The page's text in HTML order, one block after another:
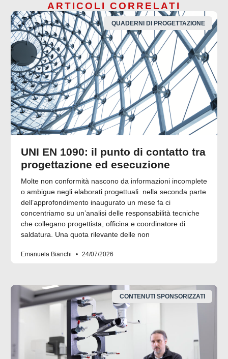
ARTICOLI CORRELATI
QUADERNI DI PROGETTAZIONE
UNI EN 1090: il punto di contatto tra
progettazione ed esecuzione
Molte non conformità nascono da informazioni incomplete
o ambigue negli elaborati progettuali. nella seconda parte
dell’approfondimento inaugurato un mese fa ci
concentriamo su un’analisi delle responsabilità tecniche
che collegano progettista, officina e coordinatore di
saldatura. Una quota rilevante delle non
Emanuela Bianchi 24/07/2026
CONTENUTI SPONSORIZZATI